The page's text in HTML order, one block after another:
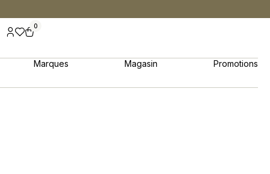
0
Marques Magasin Promotions